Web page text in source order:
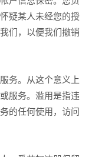
疑某人未经您的授
们，以便我们撤销
务。从这个意义上
服务。滥用是指违
的任何使用，访问